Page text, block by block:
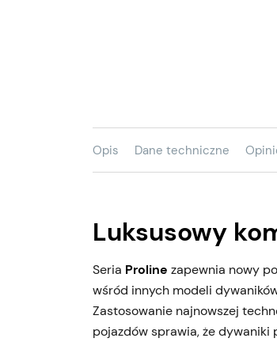
Opis Dane techniczne
Luksusowy
Seria Proline zapewnia nowy
wśród innych modeli
Zastosowanie najnowszej
pojazdów sprawia, że